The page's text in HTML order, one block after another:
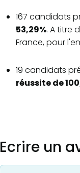
167 candidats
53,29%. A titre
France, pour
19 candidats
réussite de
Ecrire un